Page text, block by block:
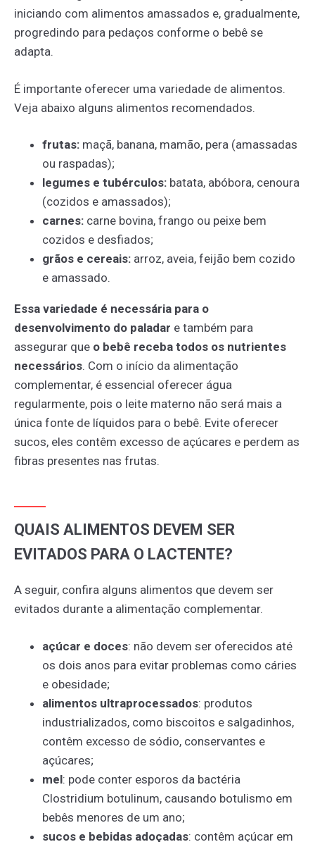
iniciando com alimentos amassados e, gradualmente,
progredindo para pedaços conforme o bebê se
adapta.
É importante oferecer uma variedade de alimentos.
Veja abaixo alguns alimentos recomendados.
frutas: maçã, banana, mamão, pera (amassadas
ou raspadas);
legumes e tubérculos: batata, abóbora, cenoura
(cozidos e amassados);
carnes: carne bovina, frango ou peixe bem
cozidos e desfiados;
grãos e cereais: arroz, aveia, feijão bem cozido
e amassado.
Essa variedade é necessária para o
desenvolvimento do paladar e também para
assegurar que o bebê receba todos os nutrientes
necessários. Com o início da alimentação
complementar, é essencial oferecer água
regularmente, pois o leite materno não será mais a
única fonte de líquidos para o bebê. Evite oferecer
sucos, eles contêm excesso de açúcares e perdem as
fibras presentes nas frutas.
QUAIS ALIMENTOS DEVEM SER
EVITADOS PARA O LACTENTE?
A seguir, confira alguns alimentos que devem ser
evitados durante a alimentação complementar.
açúcar e doces: não devem ser oferecidos até
os dois anos para evitar problemas como cáries
e obesidade;
alimentos ultraprocessados: produtos
industrializados, como biscoitos e salgadinhos,
contêm excesso de sódio, conservantes e
açúcares;
mel: pode conter esporos da bactéria
Clostridium botulinum, causando botulismo em
bebês menores de um ano;
sucos e bebidas adoçadas: contêm açúcar em